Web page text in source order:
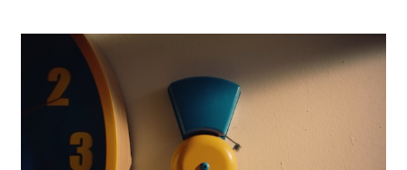
UNION Poistenie